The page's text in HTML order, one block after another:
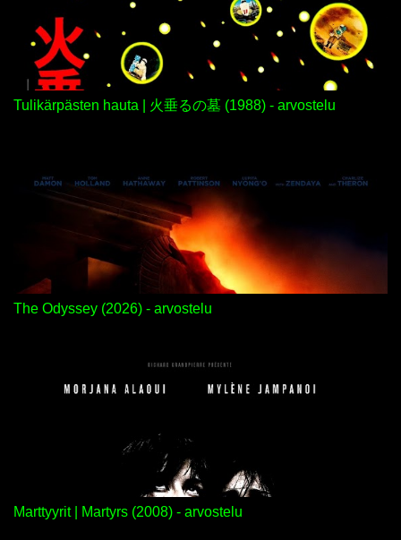
Tulikärpästen hauta | 火垂るの墓 (1988) - arvostelu
The Odyssey (2026) - arvostelu
Marttyyrit | Martyrs (2008) - arvostelu